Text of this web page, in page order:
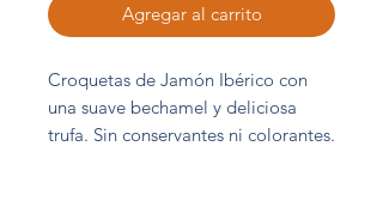
Agregar al carrito
Croquetas de Jamón Ibérico con
una suave bechamel y deliciosa
trufa. Sin conservantes ni colorantes.